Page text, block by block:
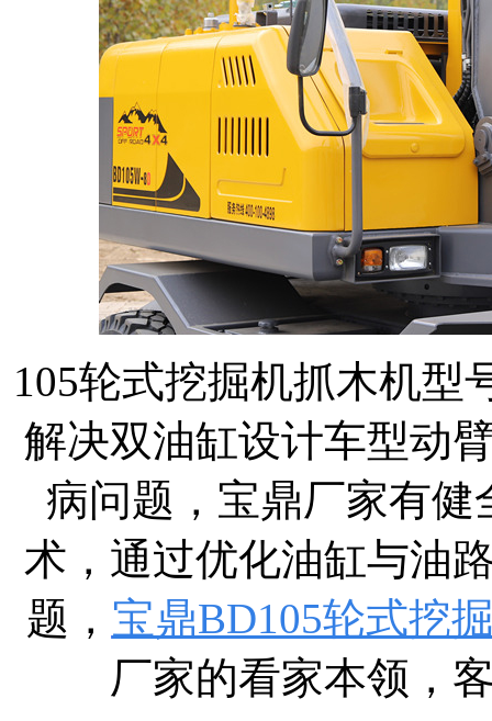
105轮式挖掘机抓木机型
解决双油缸设计车型动
病问题，宝鼎厂家有
术，通过优化油缸与油
题， 宝鼎BD105轮式挖
厂家的看家本领，